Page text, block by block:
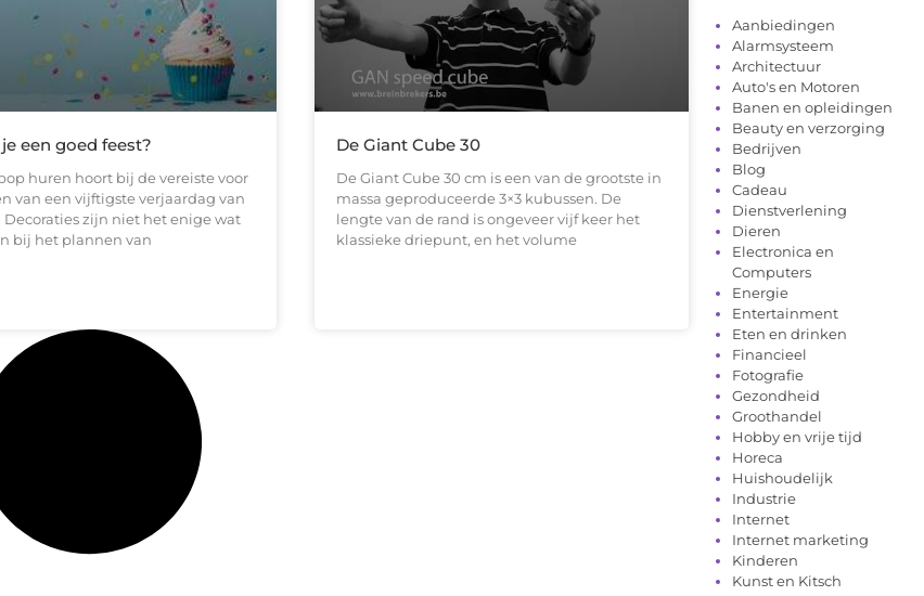
een goed feest?
huren hoort bij de vereiste voor
van een vijftigste verjaardag van
Decoraties zijn niet het enige wat
bij het plannen van
De Giant Cube 30
De Giant Cube 30 cm is een van de grootste in
massa geproduceerde 3×3 kubussen. De
lengte van de rand is ongeveer vijf keer het
klassieke driepunt, en het volume
Aanbiedingen
Alarmsysteem
Architectuur
Auto's en Motoren
Banen en opleidingen
Beauty en verzorging
Bedrijven
Blog
Cadeau
Dienstverlening
Dieren
Electronica en
Computers
Energie
Entertainment
Eten en drinken
Financieel
Fotografie
Gezondheid
Groothandel
Hobby en vrije tijd
Horeca
Huishoudelijk
Industrie
Internet
Internet marketing
Kinderen
Kunst en Kitsch